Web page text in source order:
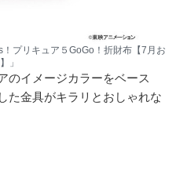
プリキュア５GoGo！折財布【7月お
」
のイメージカラーをベース
た金具がキラリとおしゃれな